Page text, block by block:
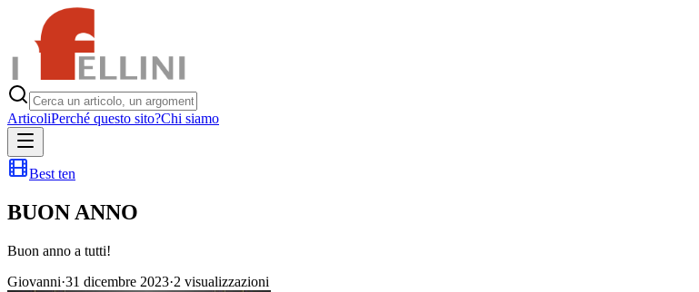
ArticoliPerché questo sito?Chi siamo
Best ten
BUON ANNO
Buon anno a tutti!
Giovanni·31 dicembre 2023·2 visualizzazioni